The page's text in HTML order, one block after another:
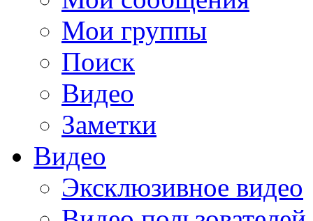
Мои группы
Поиск
Видео
Заметки
Видео
Эксклюзивное видео